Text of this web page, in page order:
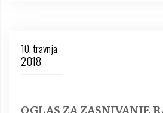
10. travnja
2018
OGLAS ZA ZASNIVANJE